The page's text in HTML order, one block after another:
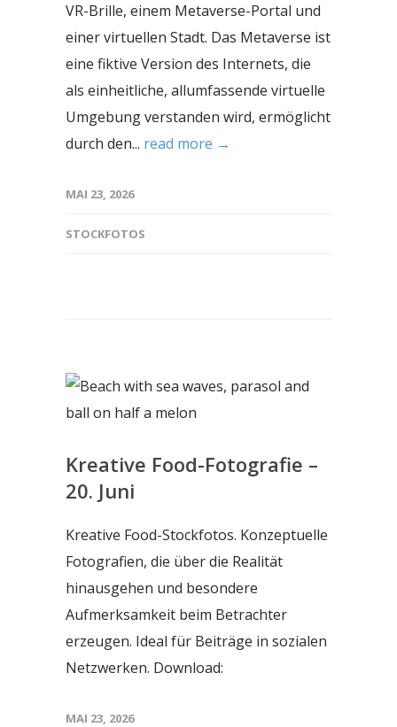
VR-Brille, einem Metaverse-Portal und
einer virtuellen Stadt. Das Metaverse ist
eine fiktive Version des Internets, die
als einheitliche, allumfassende virtuelle
Umgebung verstanden wird, ermöglicht
durch den... read more →
MAI 23, 2026
STOCKFOTOS
Kreative Food-Fotografie –
20. Juni
Kreative Food-Stockfotos. Konzeptuelle
Fotografien, die über die Realität
hinausgehen und besondere
Aufmerksamkeit beim Betrachter
erzeugen. Ideal für Beiträge in sozialen
Netzwerken. Download:
MAI 23, 2026